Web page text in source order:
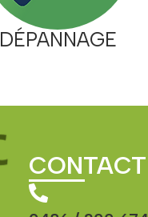
DÉPANNAGE
CONTACT